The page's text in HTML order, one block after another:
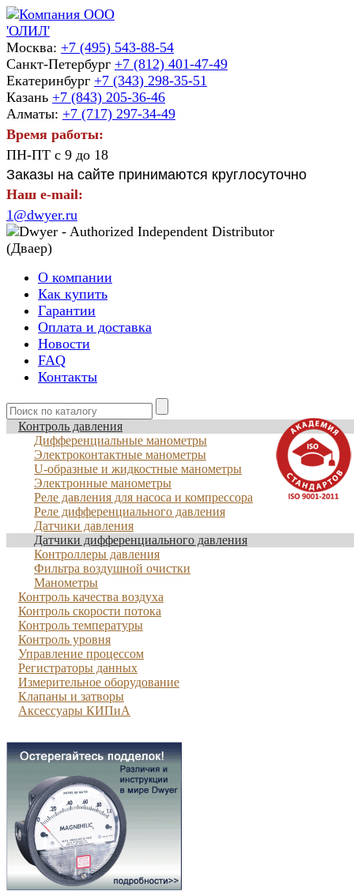
Москва: +7 (495) 543-88-54
Санкт-Петербург +7 (812) 401-47-49
Екатеринбург +7 (343) 298-35-51
Казань +7 (843) 205-36-46
Алматы: +7 (717) 297-34-49
Время работы:
ПН-ПТ с 9 до 18
Заказы на сайте принимаются круглосуточно
Наш e-mail:
1@dwyer.ru
О компании
Как купить
Гарантии
Оплата и доставка
Новости
FAQ
Контакты
Контроль давления
Дифференциальные манометры
Электроконтактные манометры
U-образные и жидкостные манометры
Электронные манометры
Реле давления для насоса и компрессора
Реле дифференциального давления
Датчики давления
Датчики дифференциального давления
Контроллеры давления
Фильтра воздушной очистки
Манометры
Контроль качества воздуха
Контроль скорости потока
Контроль температуры
Контроль уровня
Управление процессом
Регистраторы данных
Измерительное оборудование
Клапаны и затворы
Аксессуары КИПиА